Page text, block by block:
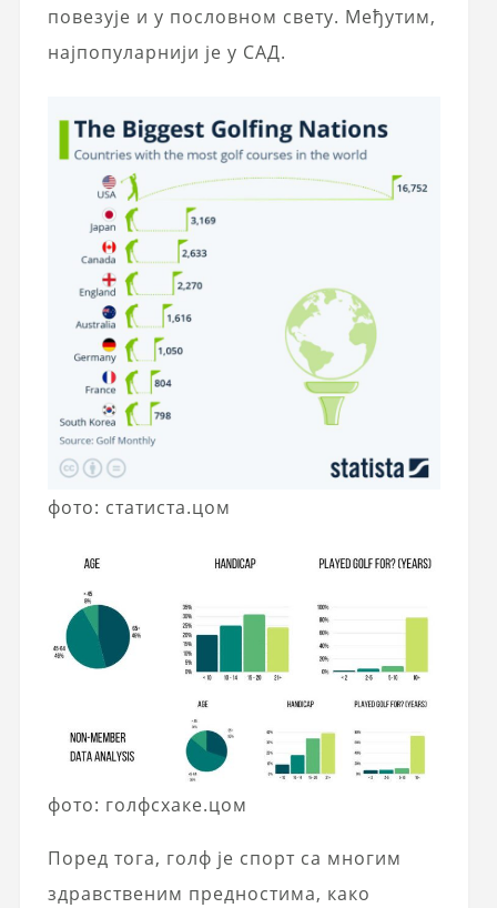
повезује и у пословном свету. Међутим,
најпопуларнији је у САД.
фото: статиста.цом
фото: голфсхаке.цом
Поред тога, голф је спорт са многим
здравственим предностима, како